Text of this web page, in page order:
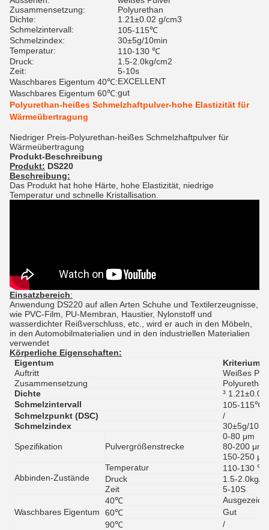
Zusammensetzung:
Polyurethan
Dichte:
1.21±0.02 g/cm3
Schmelzintervall:
105-115℃
Schmelzindex:
30±5g/10min
Temperatur:
110-130 ℃
Druck:
1.5-2.0kg/cm2
Zeit:
5-10s
Waschbares Eigentum 40℃:EXCELLENT
Waschbares Eigentum 60℃:gut
Polyurethan-heißes Schmelzhaftpulver-hohe Elastizität für
Wärmeübertragung
Niedriger Preis-Polyurethan-heißes Schmelzhaftpulver für
Wärmeübertragung
Produkt-Beschreibung
Produkt: DS220
Beschreibung:
Das Produkt hat hohe Härte, hohe Elastizität, niedrige
Temperatur und schnelle Kristallisation.
Einsatzbereich:
Anwendung DS220 auf allen Arten Schuhe und Textilerzeugnisse,
wie PVC-Film, PU-Membran, Haustier, Nylonstoff und
wasserdichter Reißverschluss, etc., wird er auch in den Möbeln,
in den Automobilmaterialien und in den industriellen Materialien
verwendet
Körperliche Eigenschaften:
Eigentum
Kriterium
Auftritt
Weißes
Zusammensetzung
Polyurethan
Dichte
³
Schmelzintervall
105-115℃
Schmelzpunkt (DSC)
/
Schmelzindex
30±5g/
Spezifikation Pulvergrößenstrecke
0-80 μm
80-200 μm
150-250 μm
Abbinden-Zustände
Temperatur
110-130 ℃
Druck
1.5-2.0kg/
Zeit
5-10S
Waschbares Eigentum
40℃
60℃
Gut
90℃
/